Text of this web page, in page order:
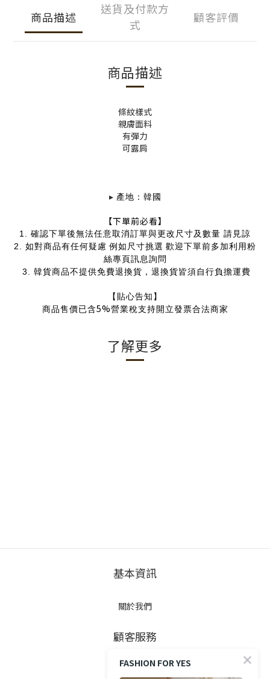
商品描述
送貨及付款方
式
顧客評價
商品描述
條紋樣式
親膚面料
有彈力
可露肩
▸ 產地：韓國
【下單前必看】
1. 確認下單後無法任意取消訂單與更改尺寸及數量 請見諒
2. 如對商品有任何疑慮 例如尺寸挑選 歡迎下單前多加利用粉
絲專頁訊息詢問
3. 韓貨商品不提供免費退換貨，退換貨皆須自行負擔運費
【貼心告知】
商品售價已含5%營業稅支持開立發票合法商家
了解更多
基本資訊
關於我們
顧客服務
防詐提醒
FASHION FOR YES